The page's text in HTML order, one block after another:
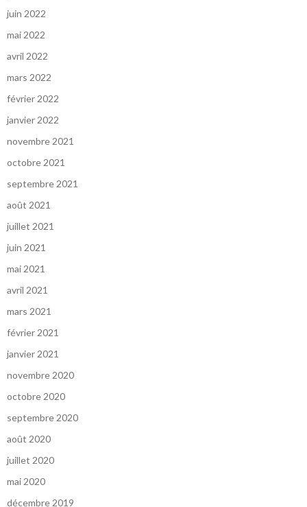
juin 2022
mai 2022
avril 2022
mars 2022
février 2022
janvier 2022
novembre 2021
octobre 2021
septembre 2021
août 2021
juillet 2021
juin 2021
mai 2021
avril 2021
mars 2021
février 2021
janvier 2021
novembre 2020
octobre 2020
septembre 2020
août 2020
juillet 2020
mai 2020
décembre 2019